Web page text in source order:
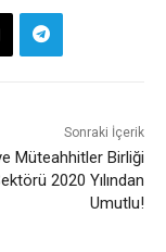
Sonraki İçerik
Müteahhitler Birliği
2020 Yılından
Umutlu!